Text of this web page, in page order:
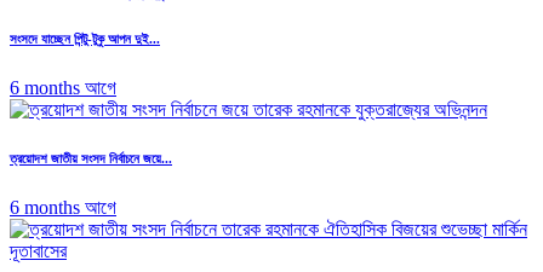
সংসদে যাচ্ছেন পিন্টু-টুকু আপন দুই...
6 months আগে
ত্রয়োদশ জাতীয় সংসদ নির্বাচনে জয়ে...
6 months আগে